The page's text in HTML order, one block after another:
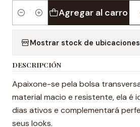
Cantidad
Agregar al carro
Mostrar stock de ubicaciones
DESCRIPCIÓN
Apaixone-se pela bolsa
material macio e resistente, ela é
dias ativos e complementará
seus looks.